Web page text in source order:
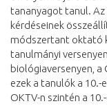
tananyagot tanul. Az
kérdéseinek
módszertant oktató
tanulmányi
biológiaversenyen, a
ezek a tanulók a 10.-
OKTV-n szintén a